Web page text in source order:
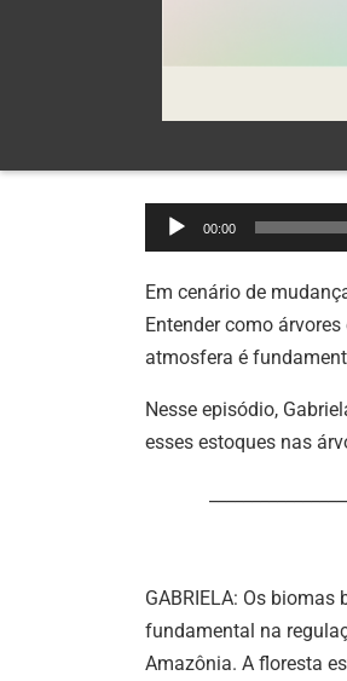
Tocador
de
áudio
00:00
Em cenário de
Entender como
atmosfera é
Nesse episódio,
esses estoques nas
GABRIELA: Os
fundamental na
Amazônia. A floresta